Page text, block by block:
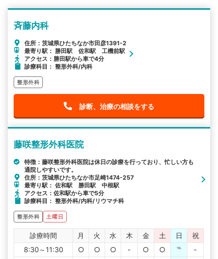
検索する
その他の検索方法
駅から探す
斉藤内科
住所：茨城県ひたちなか市田彦1391-2
最寄り駅： 勝田駅 佐和駅 工機前駅
アクセス：勝田駅から車で4分
診療科目： 整形外科/内科
整形外科
診断、治療の相談をする
藤咲整形外科医院
特徴：藤咲整形外科医院は休日の診療を行っており、忙しい方も
通院しやすいです。
住所：茨城県ひたちなか市足崎1474-257
最寄り駅： 佐和駅 勝田駅 中根駅
アクセス：佐和駅から車で5分
診療科目： 整形外科/内科/リウマチ科
整形外科 土曜日
診療時間 月 火 水 木 金 土 日
祝
8:30～11:30
○ ○ ○ - ○ ○ ℡
-